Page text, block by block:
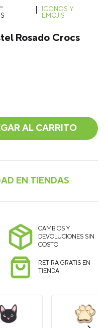
ICONOS Y
EMOJIS
Rosado Crocs
AL CARRITO
CAMBIOS Y
DEVOLUCIONES SIN
COSTO
RETIRA GRATIS EN
TIENDA